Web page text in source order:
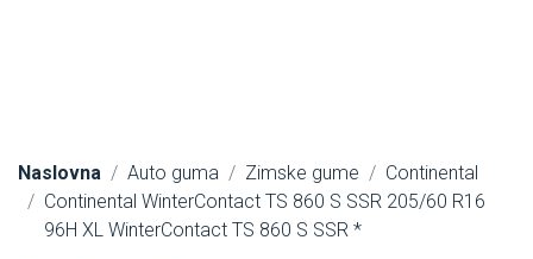
Naslovna Auto guma Zimske gume
Continental
Continental WinterContact TS 860 S SSR 205/60 R16
96H XL WinterContact TS 860 S SSR *